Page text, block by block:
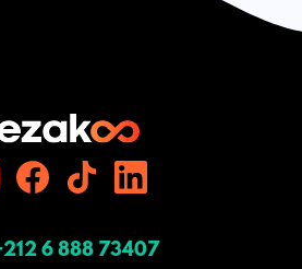
6 888 73407